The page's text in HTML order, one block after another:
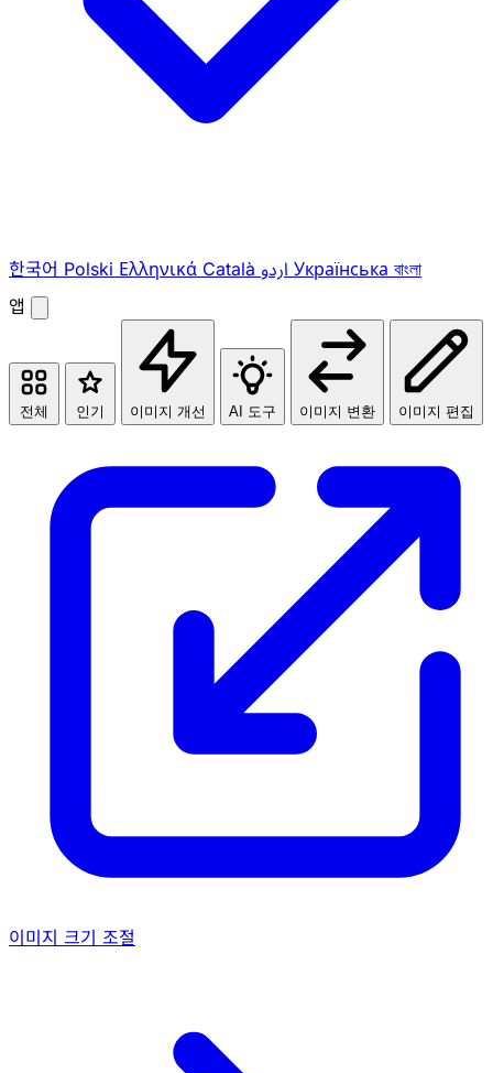
한국어 Polski Ελληνικά Català Українська বাংলা
앱
전체 인기 이미지 개선 AI 도구 이미지 변환 이미지 편집
이미지 크기 조절